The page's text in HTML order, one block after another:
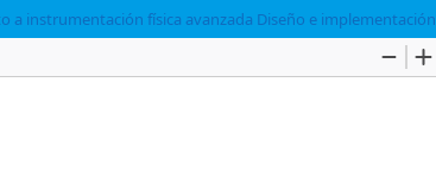
a instrumentación física avanzada Diseño e implementación